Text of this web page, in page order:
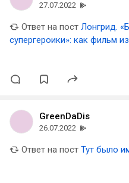
27.07.2022
Ответ на пост Лонгрид.
супергероики»: как фильм
GreenDaDis
26.07.2022
Ответ на пост Тут было